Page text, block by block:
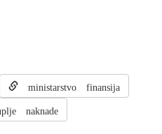
ministarstvo finansija
naknade